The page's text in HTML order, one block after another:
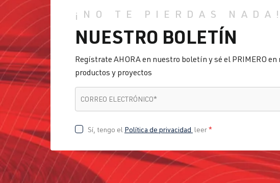
¡NO TE PIERDAS NADA!
NUESTRO BOLETÍN
Regístrate AHORA en nuestro boletín y sé el PRIMERO
productos y proyectos
CORREO ELECTRÓNICO*
Sí, tengo el Política de privacidad leer*